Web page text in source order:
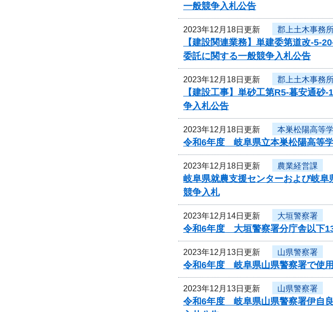
一般競争入札公告
2023年12月18日更新 郡上土木事務
【建設関連業務】単建委第道改-5-
委託に関する一般競争入札公告
2023年12月18日更新 郡上土木事務
【建設工事】単砂工第R5-暮安通
争入札公告
2023年12月18日更新 本巣松陽高等
令和6年度 岐阜県立本巣松陽高等
2023年12月18日更新 農業経営課
岐阜県就農支援センターおよび岐
競争入札
2023年12月14日更新 大垣警察署
令和6年度 大垣警察署分庁舎以下
2023年12月13日更新 山県警察署
令和6年度 岐阜県山県警察署で使
2023年12月13日更新 山県警察署
令和6年度 岐阜県山県警察署伊自